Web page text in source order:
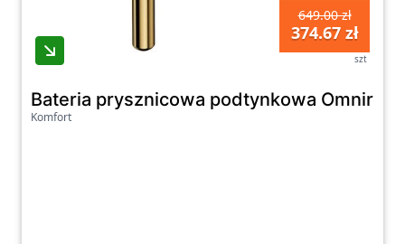
649.00 zł
374.67 zł
szt
Bateria prysznicowa podtynkowa Omnires
Komfort